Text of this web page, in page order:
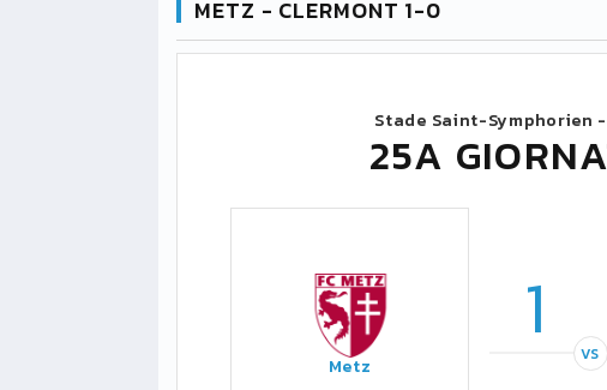
METZ - CLERMONT 1-0
Stade Saint-Symphorien -
25A
Metz
1 VS